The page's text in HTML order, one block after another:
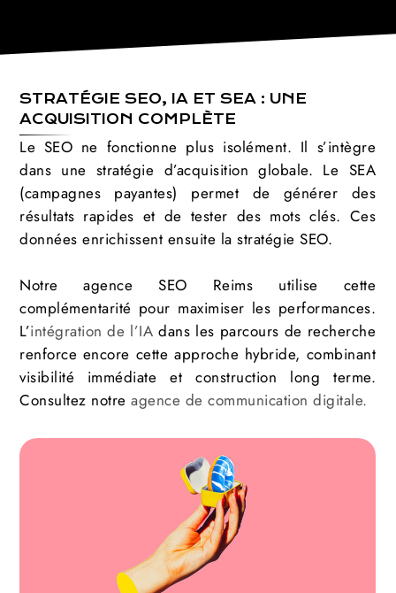
STRATÉGIE SEO, IA ET SEA : UNE
ACQUISITION COMPLÈTE
Le SEO ne fonctionne plus isolément. Il s’intègre
dans une stratégie d’acquisition globale. Le SEA
(campagnes payantes) permet de générer des
résultats rapides et de tester des mots clés. Ces
données enrichissent ensuite la stratégie SEO.
Notre agence SEO Reims utilise cette
complémentarité pour maximiser les performances.
L’intégration de l’IA dans les parcours de recherche
renforce encore cette approche hybride, combinant
visibilité immédiate et construction long terme.
Consultez notreagence de communication digitale.